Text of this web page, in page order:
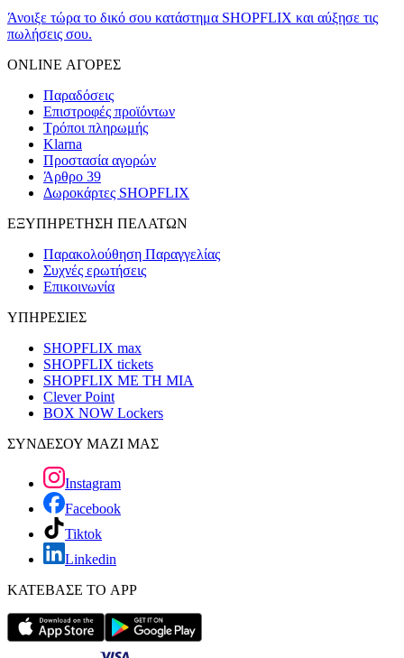
Άνοιξε τώρα το δικό σου κατάστημα SHOPFLIX και αύξησε τις
πωλήσεις σου.
ONLINE ΑΓΟΡΕΣ
Παραδόσεις
Επιστροφές προϊόντων
Τρόποι πληρωμής
Klarna
Προστασία αγορών
Άρθρο 39
Δωροκάρτες SHOPFLIX
ΕΞΥΠΗΡΕΤΗΣΗ ΠΕΛΑΤΩΝ
Παρακολούθηση Παραγγελίας
Συχνές ερωτήσεις
Επικοινωνία
ΥΠΗΡΕΣΙΕΣ
SHOPFLIX max
SHOPFLIX tickets
SHOPFLIX ΜΕ ΤΗ ΜΙΑ
Clever Point
BOX NOW Lockers
ΣΥΝΔΕΣΟΥ ΜΑΖΙ ΜΑΣ
Instagram
Facebook
Tiktok
Linkedin
ΚΑΤΕΒΑΣΕ ΤΟ APP